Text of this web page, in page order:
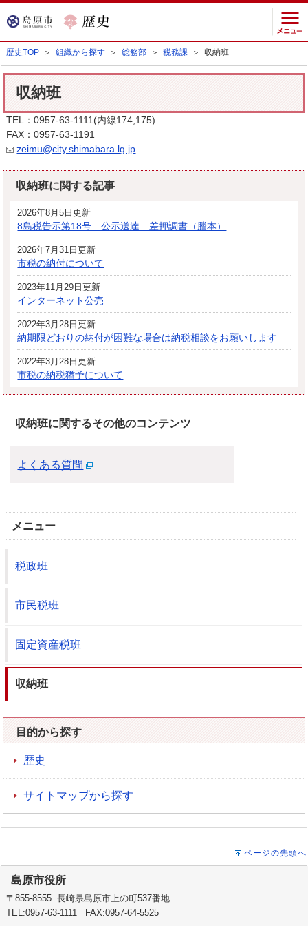
歴史TOP ＞組織から探す ＞総務部 ＞税務課 ＞ 収納班
収納班
TEL：0957-63-1111(内線174,175)
FAX：0957-63-1191
zeimu@city.shimabara.lg.jp
収納班に関する記事
2026年8月5日更新
8島税告示第18号 公示送達 差押調書（謄本）
2026年7月31日更新
市税の納付について
2023年11月29日更新
インターネット公売
2022年3月28日更新
納期限どおりの納付が困難な場合は納税相談をお願いします
2022年3月28日更新
市税の納税猶予について
収納班に関するその他のコンテンツ
よくある質問
メニュー
税政班
市民税班
固定資産税班
収納班
目的から探す
歴史
サイトマップから探す
ページの先頭へ
島原市役所
〒855-8555 長崎県島原市上の町537番地
TEL:0957-63-1111 FAX:0957-64-5525